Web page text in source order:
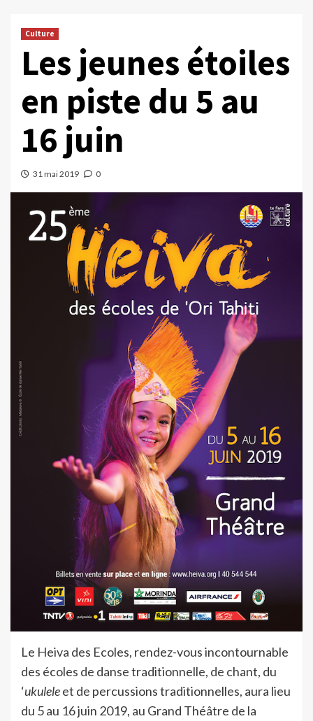
Culture
Les jeunes étoiles
en piste du 5 au
16 juin
31 mai 2019 0
Le Heiva des Ecoles, rendez-vous incontournable
des écoles de danse traditionnelle, de chant, du
‘ukuleleet de percussions traditionnelles, aura lieu
du 5 au 16 juin 2019, au Grand Théâtre de la